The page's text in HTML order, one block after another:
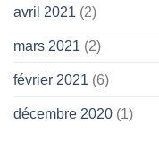
avril 2021 (2)
mars 2021 (2)
février 2021 (6)
décembre 2020 (1)